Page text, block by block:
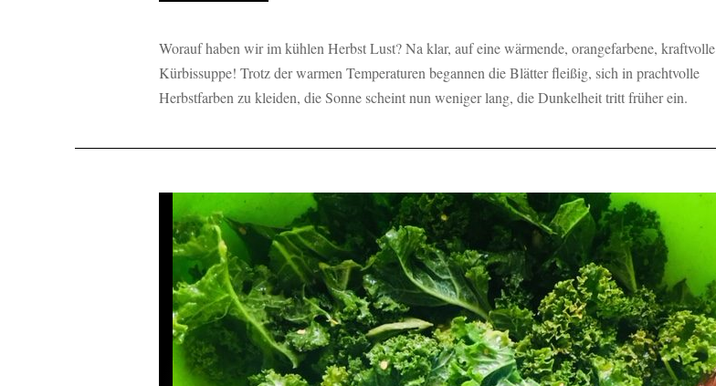
Worauf haben wir im kühlen Herbst Lust? Na klar, auf eine wärmende, orangefarbene, kraftvolle
Kürbissuppe! Trotz der warmen Temperaturen begannen die Blätter fleißig, sich in prachtvolle
Herbstfarben zu kleiden, die Sonne scheint nun weniger lang, die Dunkelheit tritt früher ein.